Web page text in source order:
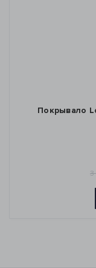
Покрывало
3